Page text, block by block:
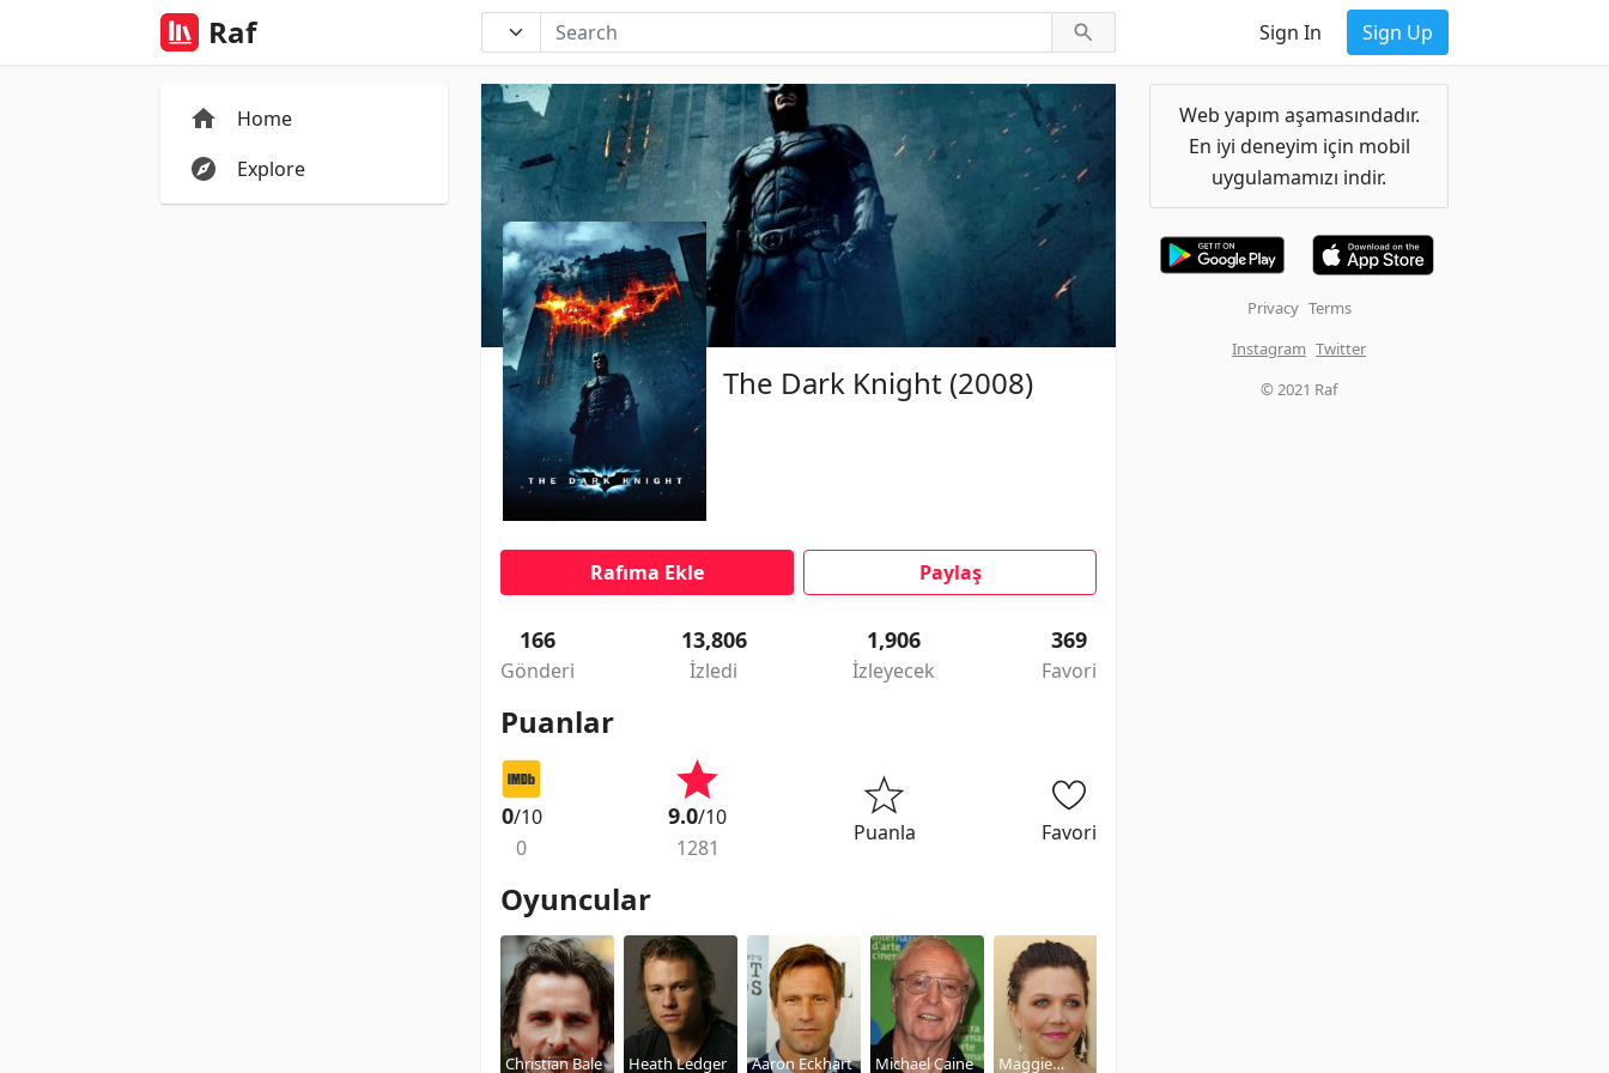
Raf Sign In Sign Up
Home
Explore
The Dark Knight (2008)
Rafıma Ekle Paylaş
166
Gönderi
13,806
İzledi
1,906
İzleyecek
369
Favori
Puanlar
0/10
0
9.0/10
1281
Puanla Favori
Oyuncular
Christian Bale Heath Ledger Aaron Eckhart Michael Caine Maggie
Web yapım aşamasındadır.
En iyi deneyim için mobil
uygulamamızı indir.
Privacy Terms
Instagram Twitter
© 2021 Raf